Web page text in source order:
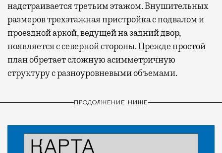
надстраивается третьим этажом. Внушительных
размеров трехэтажная пристройка с подвалом и
проездной аркой, ведущей на задний двор,
появляется с северной стороны. Прежде простой
план обретает сложную асимметричную
структуру с разноуровневыми объемами.
ПРОДОЛЖЕНИЕ НИЖЕ